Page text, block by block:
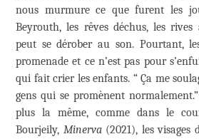
nous murmure ce que furent les
Beyrouth, les rêves déchus, les rives
peut se dérober au son. Pourtant,
promenade et ce n’est pas pour
qui fait crier les enfants. “ Ça me
gens qui se promènent
plus la même, comme dans le
Bourjeily, Minerva(2021), les visages